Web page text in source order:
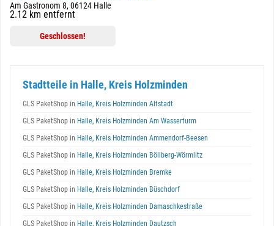
Am Gastronom 8, 06124 Halle
2.12 km entfernt
Geschlossen!
Stadtteile in Halle, Kreis Holzminden
GLS PaketShop in Halle, Kreis Holzminden Altstadt
GLS PaketShop in Halle, Kreis Holzminden Am Wasserturm
GLS PaketShop in Halle, Kreis Holzminden Ammendorf-Beesen
GLS PaketShop in Halle, Kreis Holzminden Böllberg-Wörmlitz
GLS PaketShop in Halle, Kreis Holzminden Bremke
GLS PaketShop in Halle, Kreis Holzminden Büschdorf
GLS PaketShop in Halle, Kreis Holzminden Damaschkestraße
GLS PaketShop in Halle, Kreis Holzminden Dautzsch